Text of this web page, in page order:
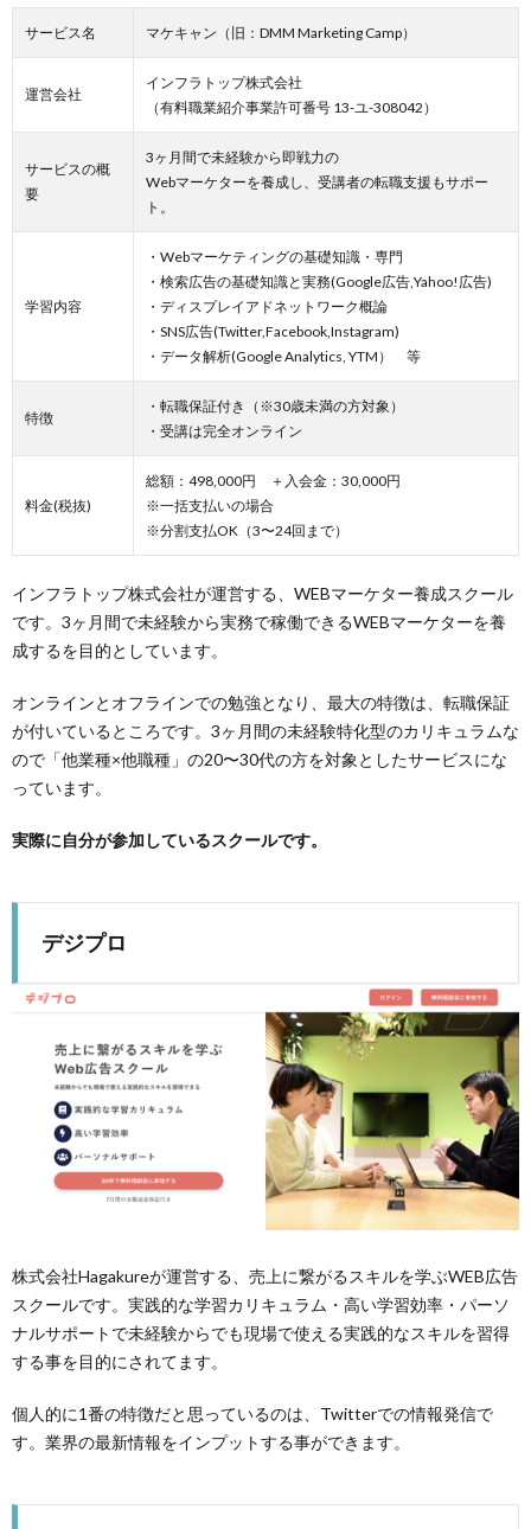
6.
【セ
ー】
ケテ
学習
カ
Peatix
Nite
7.
サービス名 マケキャン（旧：DMM Marketing Camp）
運営会社
インフラトップ株式会社
（有料職業紹介事業許可番号 13-ユ-308042）
サービスの概
要
3ヶ月間で未経験から即戦力の
Webマーケターを養成し、受講者の転職支援もサポー
ト。
学習内容
・Webマーケティングの基礎知識・専門
・検索広告の基礎知識と実務(Google広告,Yahoo!広告)
・ディスプレイアドネットワーク概論
・SNS広告(Twitter,Facebook,Instagram)
・データ解析(Google Analytics, YTM） 等
特徴
・転職保証付き（※30歳未満の方対象）
・受講は完全オンライン
料金(税抜)
総額：498,000円 ＋入会金：30,000円
※一括支払いの場合
※分割支払OK（3〜24回まで）
インフラトップ株式会社が運営する、WEBマーケター養成スクール
です。3ヶ月間で未経験から実務で稼働できるWEBマーケターを養
成するを目的としています。
オンラインとオフラインでの勉強となり、最大の特徴は、転職保証
が付いているところです。3ヶ月間の未経験特化型のカリキュラムな
ので「他業種×他職種」の20〜30代の方を対象としたサービスにな
っています。
実際に自分が参加しているスクールです。
デジプロ
株式会社Hagakureが運営する、売上に繋がるスキルを学ぶWEB広告
スクールです。実践的な学習カリキュラム・高い学習効率・パーソ
ナルサポートで未経験からでも現場で使える実践的なスキルを習得
する事を目的にされてます。
個人的に1番の特徴だと思っているのは、Twitterでの情報発信で
す。業界の最新情報をインプットする事ができます。